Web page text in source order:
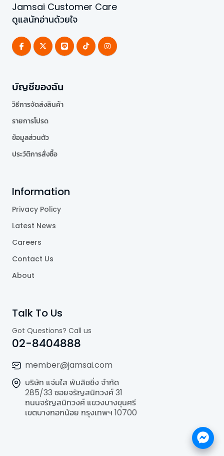
Jamsai Customer Care
ดูแลนักอ่านด้วยใจ
บัญชีของฉัน
วิธีการจัดส่งสินค้า
รายการโปรด
ข้อมูลส่วนตัว
ประวัติการสั่งซื้อ
Information
Privacy Policy
Latest News
Careers
Contact Us
About
Talk To Us
Got Questions? Call us
02-8404888
member@jamsai.com
บริษัท แจ่มใส พับลิชชิ่ง จำกัด
285/33 ซอยจรัญสนิทวงศ์ 31
ถนนจรัญสนิทวงศ์ แขวงบางขุนศรี
เขตบางกอกน้อย กรุงเทพฯ 10700